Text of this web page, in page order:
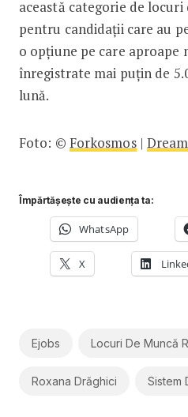
această categorie de
pentru candidații care au
o opțiune pe care aproape
înregistrate mai puțin de
lună.
Foto: © Forkosmos|
Împărtășește cu audiența ta:
WhatsApp
X
Ejobs Locuri De Muncă
Roxana Drăghici Sistem